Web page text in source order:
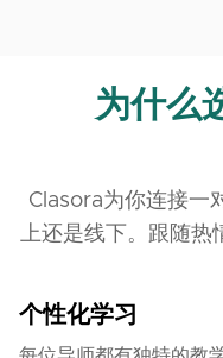
为什么
Clasora为你连接
上还是线下。跟随热
个性化学习